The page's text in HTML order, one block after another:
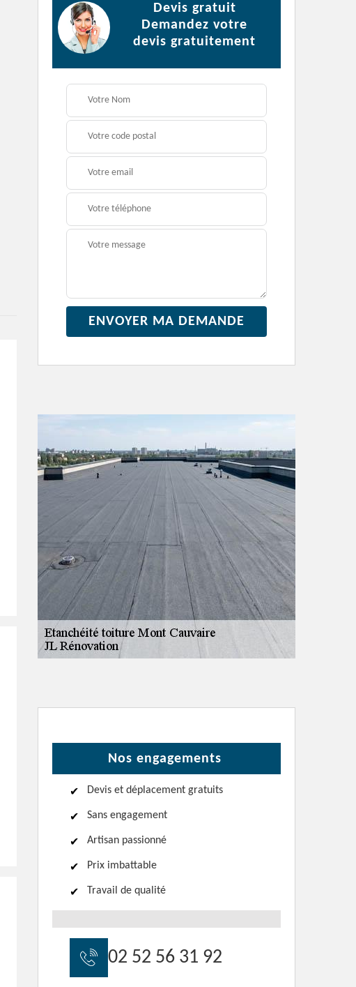
Devis gratuit
Demandez votre
devis gratuitement
Nos engagements
Devis et déplacement gratuits
Sans engagement
Artisan passionné
Prix imbattable
Travail de qualité
02 52 56 31 92